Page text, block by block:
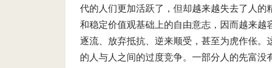
代的人们更加活跃了，但却越来越失去了人
和稳定价值观基础上的自由意志，因而越来
逐流、放弃抵抗、逆来顺受，甚至为虎作伥
的人与人之间的过度竞争。一部分人的先富